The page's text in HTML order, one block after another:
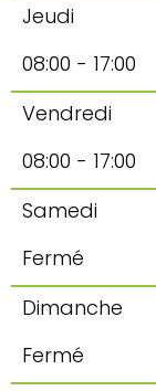
Jeudi
08:00 - 17:00
Vendredi
08:00 - 17:00
Samedi
Fermé
Dimanche
Fermé